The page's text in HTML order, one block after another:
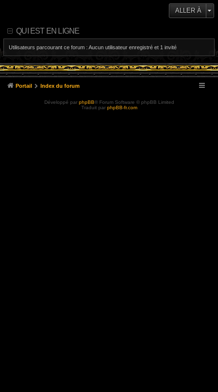
ALLER À
QUI EST EN LIGNE
Utilisateurs parcourant ce forum : Aucun utilisateur enregistré et 1 invité
Portail Index du forum
Développé par phpBB® Forum Software © phpBB Limited
Traduit par phpBB-fr.com